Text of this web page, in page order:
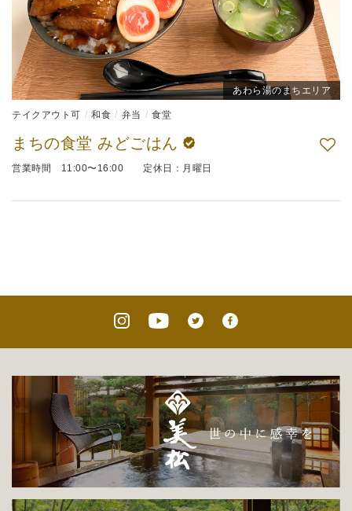
あわら湯のまちエリア
テイクアウト可 和食 弁当 食堂
まちの食堂 みどごはん
営業時間 11:00〜16:00 定休日：月曜日